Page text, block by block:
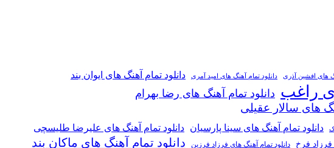
های افشین آذری دانلود تمام آهنگ های امید آمری دانلود تمام آهنگ های ایوان بند
راغب دانلود تمام آهنگ های رضا بهرام
های سالار عقیلی
دانلود تمام آهنگ های سینا پارسیان دانلود تمام آهنگ های علیرضا طلیسچی
فرزاد فرخ دانلود تمام آهنگ های فرزاد فرزین دانلود تمام آهنگ های ماکان بند